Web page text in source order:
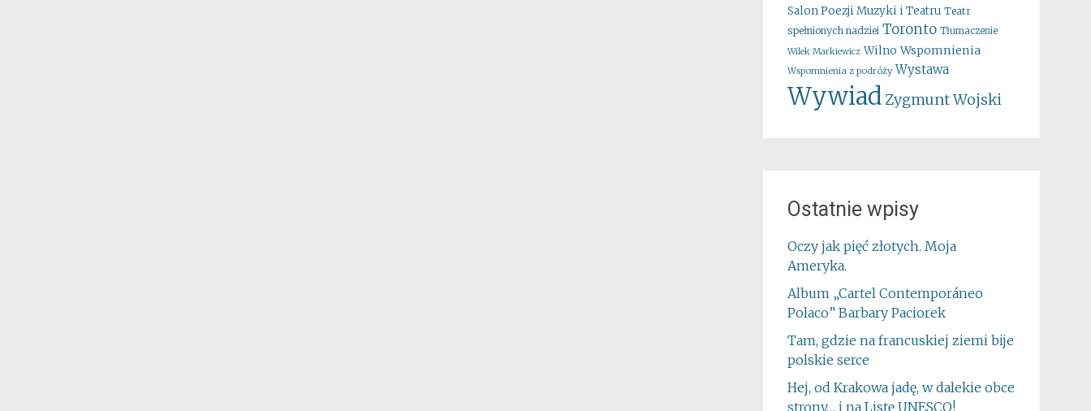
Salon Poezji Muzyki i Teatru Teatr
spełnionych nadziei Toronto Tłumaczenie
Wilek Markiewicz Wilno Wspomnienia
Wspomnienia z podróży Wystawa
WywiadZygmunt Wojski
Ostatnie wpisy
Oczy jak pięć złotych. Moja
Ameryka.
Album „Cartel Contemporáneo
Polaco” Barbary Paciorek
Tam, gdzie na francuskiej ziemi bije
polskie serce
Hej, od Krakowa jadę, w dalekie obce
strony… i na Listę UNESCO!